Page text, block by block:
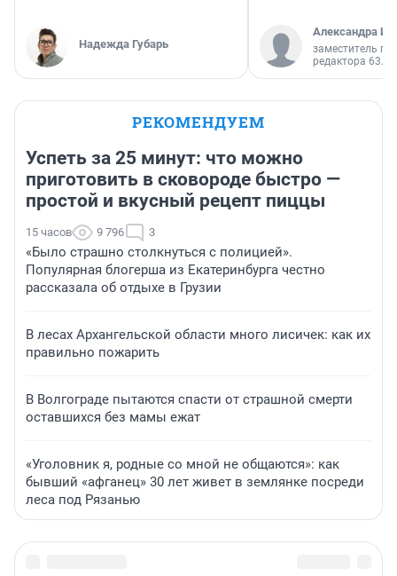
Надежда Губарь
Александра
заместитель
редактора 63.RU
РЕКОМЕНДУЕМ
Успеть за 25 минут: что можно
приготовить в сковороде быстро —
простой и вкусный рецепт пиццы
15 часов 9 796 3
«Было страшно столкнуться с полицией».
Популярная блогерша из Екатеринбурга честно
рассказала об отдыхе в Грузии
В лесах Архангельской области много лисичек: как их
правильно пожарить
В Волгограде пытаются спасти от страшной смерти
оставшихся без мамы ежат
«Уголовник я, родные со мной не общаются»: как
бывший «афганец» 30 лет живет в землянке посреди
леса под Рязанью